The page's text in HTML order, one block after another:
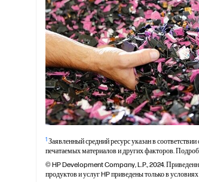
1 Заявленный средний ресурс указан в
печатаемых материалов и других факторов.
© HP Development Company, L.P., 2024.
продуктов и услуг HP приведены только в